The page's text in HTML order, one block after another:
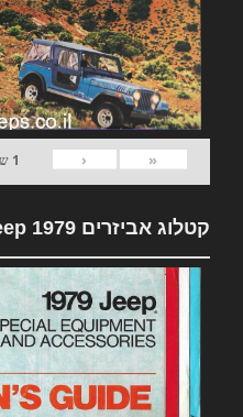
«
‹
1
קטלוג אביזרים 1979 Jeep